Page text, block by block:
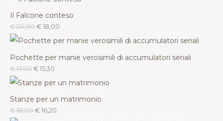
Il Falcone conteso
€20,00 € 18,00
Pochette per manie verosimili di accumulatori seriali
€17,00 € 15,30
Stanze per un matrimonio
€18,00 € 16,20